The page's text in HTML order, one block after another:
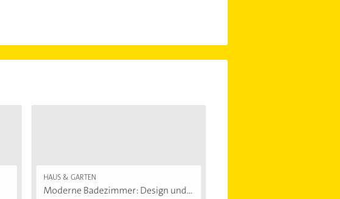
HAUS & GARTEN
Moderne Badezimmer: Design und...